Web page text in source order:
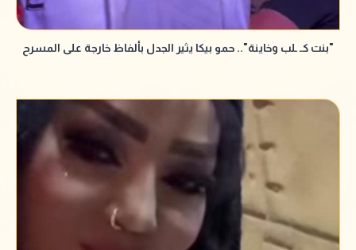
"بنت كـ ـلب وخاينة".. حمو بيكا يثير الجدل بألفاظ خارجة على المسرح